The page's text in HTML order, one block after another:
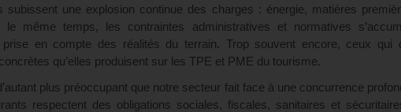
subissent une explosion continue des charges : énergie, matières
le même temps, les contraintes administratives et normatives
prise en compte des réalités du terrain. Trop souvent encore, ceux qui
qu’elles produisent sur les TPE et PME du tourisme.
plus préoccupant que notre secteur fait face à une concurrence
respectent des obligations sociales, fiscales, sanitaires et